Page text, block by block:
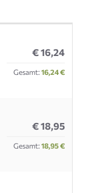
€ 16,24
Gesamt: 16,24 €
€ 18,95
Gesamt: 18,95 €